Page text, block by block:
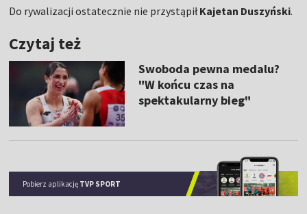
Do rywalizacji ostatecznie nie przystąpiłKajetan Duszyński.
Czytaj też
Swoboda pewna medalu?
"W końcu czas na
spektakularny bieg"
Pobierz aplikację TVP SPORT